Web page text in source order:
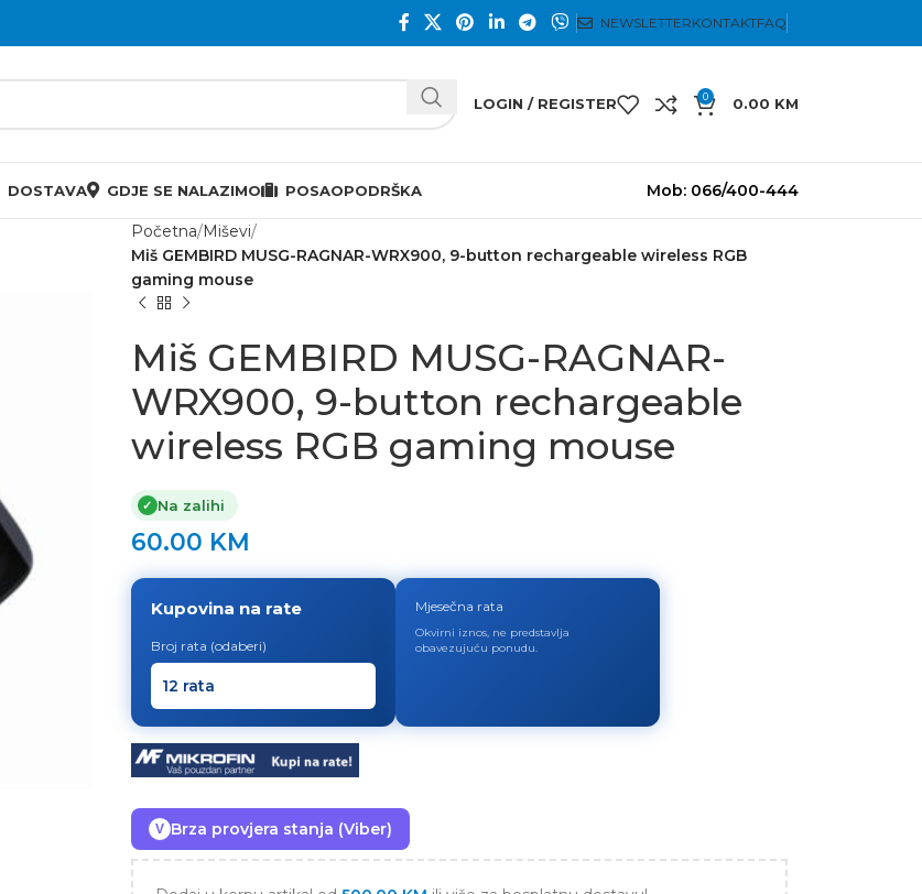
NEWSLETTERKONTAKTFAQ
LOGIN / REGISTER 0 0.00 KM
DOSTAVA GDJE SE NALAZIMO POSAOPODRŠKA Mob: 066/400-444
Početna Miševi
Miš GEMBIRD MUSG-RAGNAR-WRX900, 9-button rechargeable wireless RGB
gaming mouse
Miš GEMBIRD MUSG-RAGNAR-
WRX900, 9-button rechargeable
wireless RGB gaming mouse
✓ Na zalihi
60.00 KM
Kupovina na rate
Broj rata (odaberi)
Mjesečna rata
Okvirni iznos, ne predstavlja
obavezujuću ponudu.
V Brza provjera stanja (Viber)